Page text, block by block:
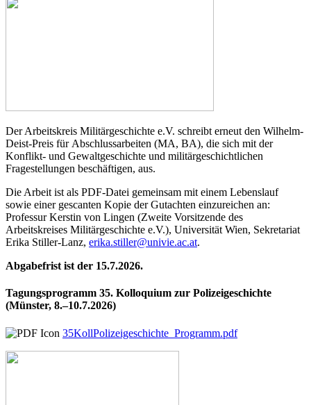
Der Arbeitskreis Militärgeschichte e.V. schreibt erneut den Wilhelm-
Deist-Preis für Abschlussarbeiten (MA, BA), die sich mit der
Konflikt- und Gewaltgeschichte und militärgeschichtlichen
Fragestellungen beschäftigen, aus.
Die Arbeit ist als PDF-Datei gemeinsam mit einem Lebenslauf
sowie einer gescanten Kopie der Gutachten einzureichen an:
Professur Kerstin von Lingen (Zweite Vorsitzende des
Arbeitskreises Militärgeschichte e.V.), Universität Wien, Sekretariat
Erika Stiller-Lanz, erika.stiller@univie.ac.at.
Abgabefrist ist der 15.7.2026.
Tagungsprogramm 35. Kolloquium zur Polizeigeschichte
(Münster, 8.–10.7.2026)
35KollPolizeigeschichte_Programm.pdf